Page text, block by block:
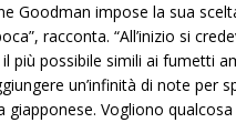
Goodman impose la sua
racconta. “All’inizio si
più possibile simili ai fumetti
un’infinità di note per
Vogliono qualcosa